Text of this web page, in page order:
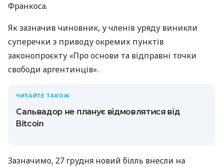
Франкоса.
Як зазначив чиновник, у членів уряду виникли
суперечки з приводу окремих пунктів
законопроєкту «Про основи та відправні точки
свободи аргентинців».
ЧИТАЙТЕ ТАКОЖ
Сальвадор не планує відмовлятися від
Bitcoin
Зазначимо, 27 грудня новий білль внесли на